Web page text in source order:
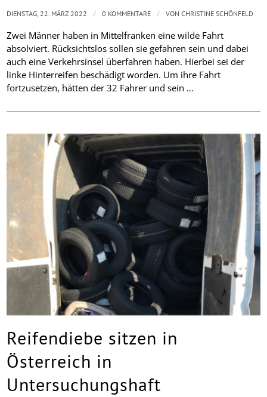
Zwei Männer haben in Mittelfranken eine wilde Fahrt
absolviert. Rücksichtslos sollen sie gefahren sein und dabei
auch eine Verkehrsinsel überfahren haben. Hierbei sei der
linke Hinterreifen beschädigt worden. Um ihre Fahrt
fortzusetzen, hätten der 32 Fahrer und sein …
DIENSTAG, 22. MÄRZ 2022 / 0 KOMMENTARE / VONCHRISTINE SCHÖNFELD
Reifendiebe sitzen in
Österreich in
Untersuchungshaft